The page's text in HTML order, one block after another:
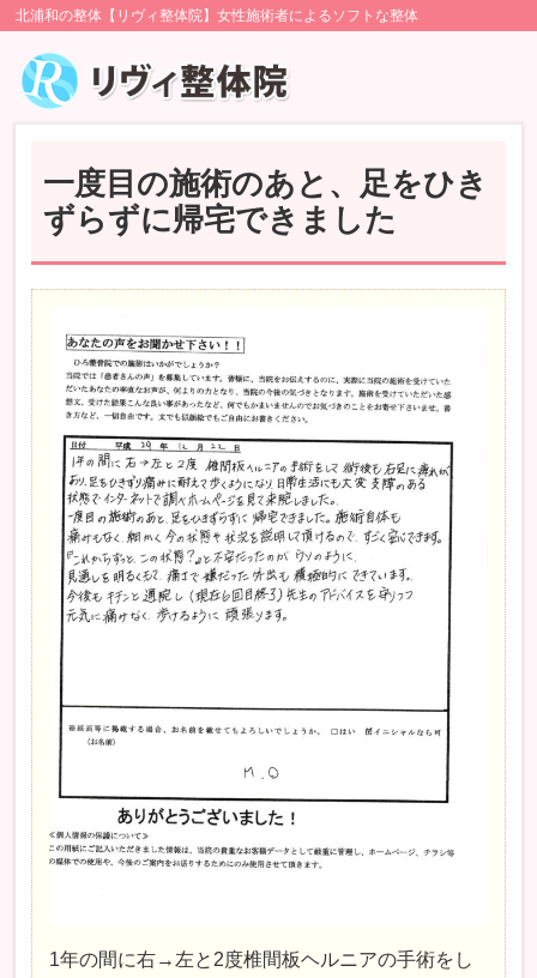
北浦和の整体【リヴィ整体院】女性施術者によるソフトな整体
一度目の施術のあと、足をひき
ずらずに帰宅できました
1年の間に右→左と2度椎間板ヘルニアの手術をし